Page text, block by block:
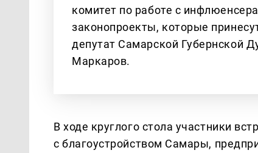
комитет по работе с
законопроекты, которые
депутат Самарской Губернской
Маркаров.
В ходе круглого стола участники
с благоустройством Самары,